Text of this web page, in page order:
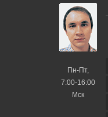
Пн-Пт,
7:00-16:00
Мск